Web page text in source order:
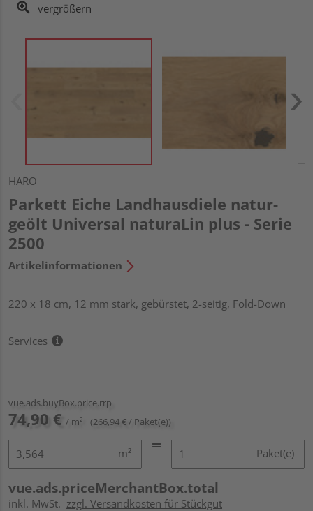
vergrößern
HARO
Parkett Eiche Landhausdiele natur-
geölt Universal naturaLin plus - Serie
2500
Artikelinformationen
220 x 18 cm, 12 mm stark, gebürstet, 2-seitig, Fold-Down
Services
vue.ads.buyBox.price.rrp
74,90 € / m² (266,94 € / Paket(e))
m² Paket(e)
vue.ads.priceMerchantBox.total
inkl. MwSt. zzgl. Versandkosten für Stückgut